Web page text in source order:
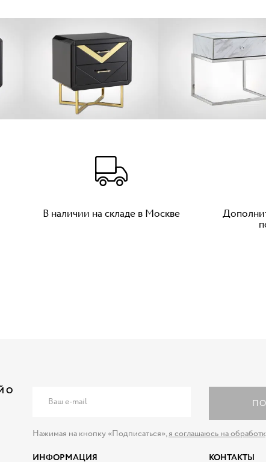
В наличии на складе в Москве
О
Нажимая на кнопку «Подписаться»,я соглашаюсь на
ИНФОРМАЦИЯ КОНТАКТЫ